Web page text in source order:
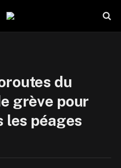
du
grève pour
les péages